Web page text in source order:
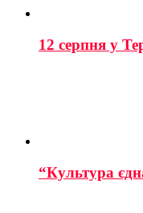
12 серпня у
“Культура